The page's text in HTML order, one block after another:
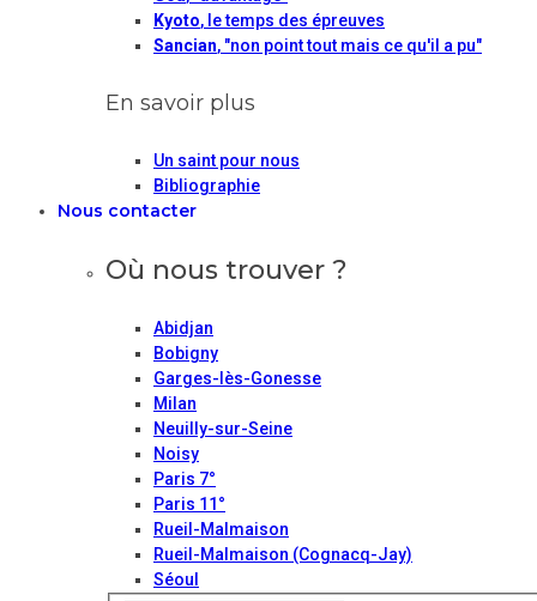
Kyoto, le temps des épreuves
Sancian, "non point tout mais ce qu'il a pu"
En savoir plus
Un saint pour nous
Bibliographie
Nous contacter
Où nous trouver ?
Abidjan
Bobigny
Garges-lès-Gonesse
Milan
Neuilly-sur-Seine
Noisy
Paris 7°
Paris 11°
Rueil-Malmaison
Rueil-Malmaison (Cognacq-Jay)
Séoul